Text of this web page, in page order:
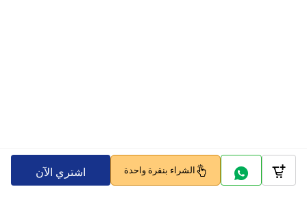
الشراء بنقرة واحدة اشتري الآن